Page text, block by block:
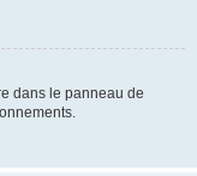
dans le panneau de